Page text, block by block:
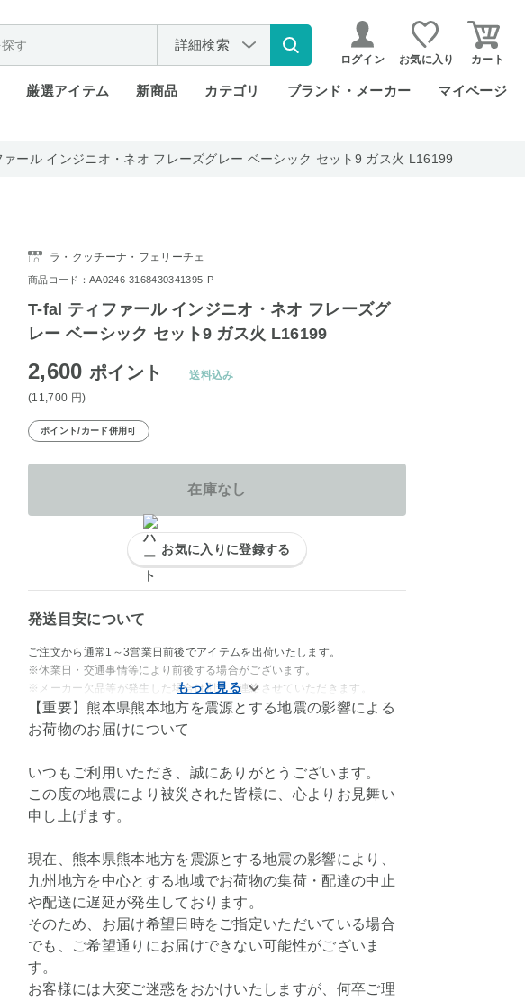
詳細検索
ログイン お気に入り カート
厳選アイテム 新商品 カテゴリ ブランド・メーカー マイページ
ール インジニオ・ネオ フレーズグレー ベーシック セット9 ガス火 L16199
ラ・クッチーナ・フェリーチェ
商品コード：AA0246-3168430341395-P
T-fal ティファール インジニオ・ネオ フレーズグ
レー ベーシック セット9 ガス火 L16199
2,600 ポイント
(11,700 円)
送料込み
ポイント/カード併用可
在庫なし
お気に入りに登録する
発送目安について
ご注文から通常1～3営業日前後でアイテムを出荷いたします。
※休業日・交通事情等により前後する場合がございます。
※メーカー欠品等が発生した場合は別途ご連絡させていただきます。
【重要】熊本県熊本地方を震源とする地震の影響による
お荷物のお届けについて
いつもご利用いただき、誠にありがとうございます。
この度の地震により被災された皆様に、心よりお見舞い
申し上げます。
現在、熊本県熊本地方を震源とする地震の影響により、
九州地方を中心とする地域でお荷物の集荷・配達の中止
や配送に遅延が発生しております。
そのため、お届け希望日時をご指定いただいている場合
でも、ご希望通りにお届けできない可能性がございま
す。
お客様には大変ご迷惑をおかけいたしますが、何卒ご理